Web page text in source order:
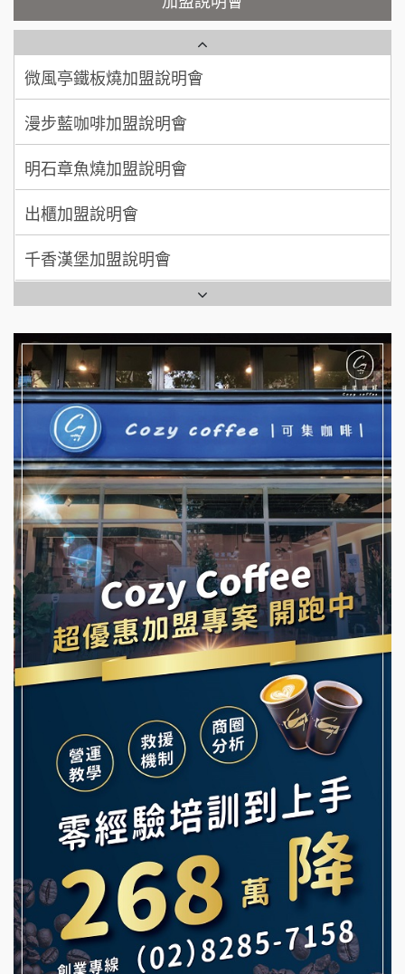
廖 先生/小姐 高雄市
加盟預算
【曉妍美妝】誠徵行政櫃檯
自助洗衣店誠徵代洗收送人員(台中市)
MUSHEN徵SPA美容芳療師
日十。早午食加盟說明會
拾鑶火鍋加盟說明會
全家加盟說明會
彭富貴加盟說明會
NU PASTA義大利麵加盟說明會
潮鍋癮加盟說明會
蓁伙烤倆吃加盟說明會
霏等茶加盟說明會
早安山丘加盟說明會
冰封仙果加盟說明會
Ramble Café 漫步藍咖啡加盟說明會
微風亭鐵板燒加盟說明會
鮮茶道加盟說明會
【曉妍美妝】誠徵行政櫃檯
自助洗衣店誠徵代洗收送人員(台中市)
MUSHEN徵SPA美容芳療師
日十。早午食加盟說明會
微風亭鐵板燒加盟說明會
漫步藍咖啡加盟說明會
明石章魚燒加盟說明會
出櫃加盟說明會
千香漢堡加盟說明會
七盞茶加盟說明會
拉亞漢堡加盟說明會
杜芳子古味茶鋪加盟說明會
優握握×酸奶大獅加盟說明會
冬城門加盟說明會
拾鑶火鍋加盟說明會
阿性情趣無人販售所加盟明會
龍涎居好湯加盟說明會
舒油頭加盟說明會
韓金量加盟說明會
義氣豐發雞加盟說明會
Mr.Wish加盟說明會
白鬍泡泡 BOHO POPO加盟說明會
雞咕雞咕加盟說明會
TEA TOP加盟說明會
珍好味臭臭鍋加盟說明會